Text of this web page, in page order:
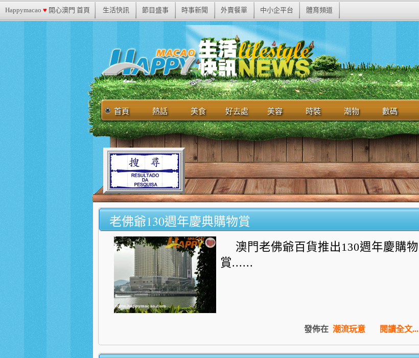
Happymacao ♥ 開心澳門 首頁 生活快訊 節目盛事 時事新聞 外賣餐單 中小企平台 體育頻道
首頁 熱話 美食 好去處 美容 時裝 潮物 數碼
老佛爺130週年慶典購物賞
澳門老佛爺百貨推出130週年慶購物
賞......
閱讀全文...
發佈在 潮流玩意